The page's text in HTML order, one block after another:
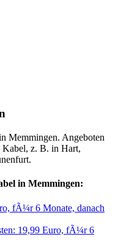
Memmingen. Angeboten
z. B. in Hart,
in Memmingen:
fÃ¼r 6 Monate, danach
19,99 Euro, fÃ¼r 6